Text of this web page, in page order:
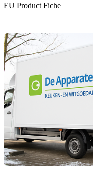
EU Product Fiche